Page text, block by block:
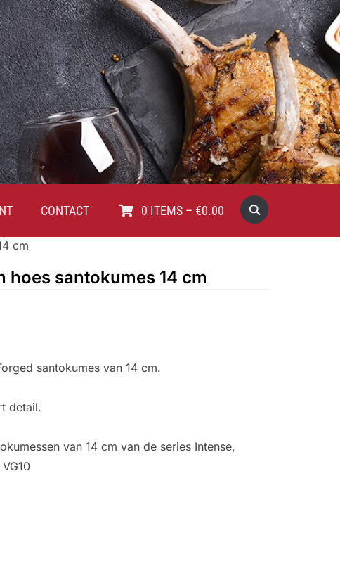
CONTACT 0 ITEMS – €0.00
cm
hoes santokumes 14 cm
santokumes van 14 cm.
detail.
van 14 cm van de series Intense,